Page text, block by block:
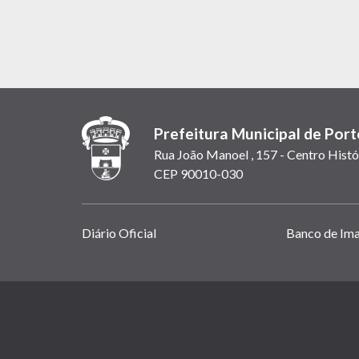
Prefeitura Municipal de
Rua João Manoel , 157 - Centro
CEP 90010-030
Links
Diário Oficial Banco de